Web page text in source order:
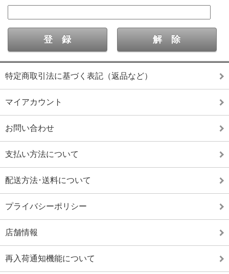
特定商取引法に基づく表記（返品など）
マイアカウント
お問い合わせ
支払い方法について
配送方法･送料について
プライバシーポリシー
店舗情報
再入荷通知機能について